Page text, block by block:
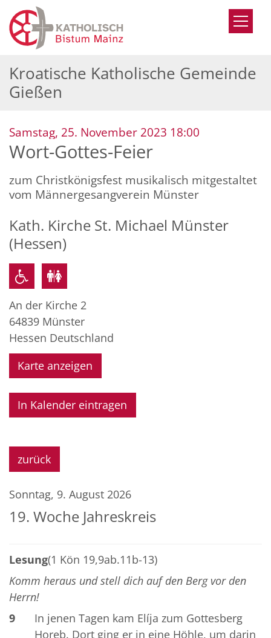
Zum Inhalt springen
Kroatische Katholische Gemeinde
Gießen
Samstag, 25. November 2023 18:00
Wort-Gottes-Feier
zum Christkönigsfest musikalisch mitgestaltet
vom Männergesangverein Münster
Kath. Kirche St. Michael Münster
(Hessen)
An der Kirche 2
64839 Münster
Hessen Deutschland
Karte anzeigen
In Kalender eintragen
zurück
Sonntag, 9. August 2026
19. Woche Jahreskreis
Lesung(1 Kön 19,9ab.11b-13)
Komm heraus und stell dich auf den Berg vor den
Herrn!
9
In jenen Tagen kam Elíja zum Gottesberg
Horeb. Dort ging er in eine Höhle, um darin